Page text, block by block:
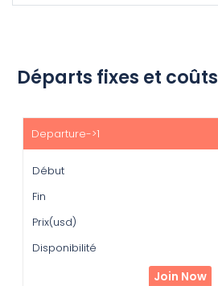
Départs fixes et coûts
Début
Disponibilité
Join Now